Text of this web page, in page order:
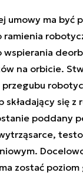
umowy ma być
wspierania
na orbicie.
się z
poddany
zostać